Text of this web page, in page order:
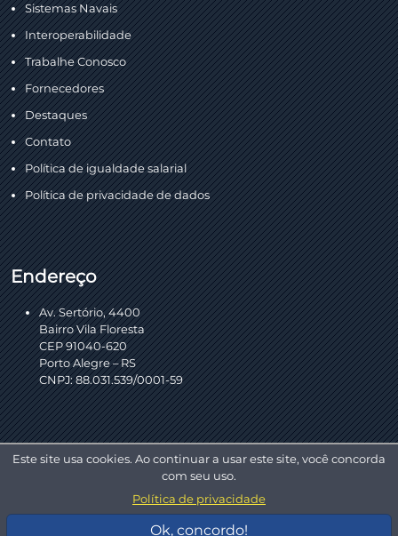
Sistemas Navais
Interoperabilidade
Trabalhe Conosco
Fornecedores
Destaques
Contato
Política de igualdade salarial
Política de privacidade de dados
Endereço
Av. Sertório, 4400
Bairro Vila Floresta
CEP 91040-620
Porto Alegre – RS
CNPJ: 88.031.539/0001-59
Copyright © 2026 AEL Sistemas. Todos os direitos reservados.
Desenvolvido por:DotDigital
Este site usa cookies. Ao continuar a usar este site, você concorda
com seu uso.
Política de privacidade
Ok, concordo!